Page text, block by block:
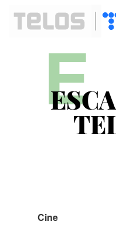
E
Cine